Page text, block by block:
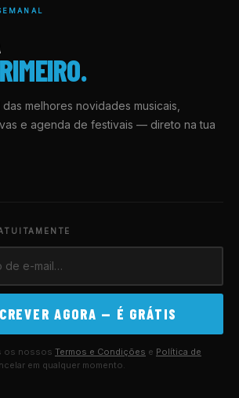
melhores novidades musicais,
e agenda de festivais — direto na tua
AGORA — É GRÁTIS
os nossos Termos e Condições e Política de
em qualquer momento.